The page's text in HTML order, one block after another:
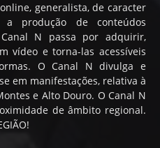
generalista, de caracter
a produção de conteúdos
N passa por adquirir,
vídeo e torna-las acessíveis
O Canal N divulga e
em manifestações, relativa à
e Alto Douro. O Canal N
de âmbito regional.